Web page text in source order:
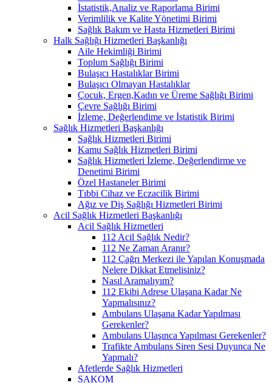
İstatistik,Analiz ve Raporlama Birimi
Verimlilik ve Kalite Yönetimi Birimi
Sağlık Bakım ve Hasta Hizmetleri Birimi
Halk Sağlığı Hizmetleri Başkanlığı
Aile Hekimliği Birimi
Toplum Sağlığı Birimi
Bulaşıcı Hastalıklar Birimi
Bulaşıcı Olmayan Hastalıklar
Çocuk, Ergen,Kadın ve Üreme Sağlığı Birimi
Çevre Sağlığı Birimi
İzleme, Değerlendime ve İstatistik Birimi
Sağlık Hizmetleri Başkanlığı
Sağlık Hizmetleri Birimi
Kamu Sağlık Hizmetleri Birimi
Sağlık Hizmetleri İzleme, Değerlendirme ve
Denetimi Birimi
Özel Hastaneler Birimi
Tıbbi Cihaz ve Eczacilik Birimi
Ağız ve Diş Sağlığı Hizmetleri Birimi
Acil Sağlık Hizmetleri Başkanlığı
Acil Sağlık Hizmetleri
112 Acil Sağlık Nedir?
112 Ne Zaman Aranır?
112 Çağrı Merkezi ile Yapılan Konuşmada
Nelere Dikkat Etmelisiniz?
Nasıl Aramalıyım?
112 Ekibi Adrese Ulaşana Kadar Ne
Yapmalısınız?
Ambulans Ulaşana Kadar Yapılması
Gerekenler?
Ambulans Ulaşınca Yapılması Gerekenler?
Trafikte Ambulans Siren Sesi Duyunca Ne
Yapmalı?
Afetlerde Sağlık Hizmetleri
SAKOM